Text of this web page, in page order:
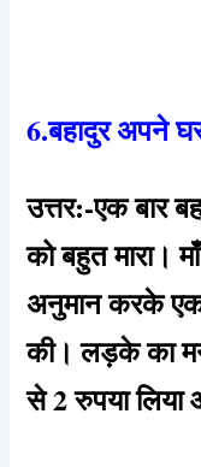
6.बहादुर अपने
उत्तर:-एक बार
को बहुत मारा।
अनुमान करके
की। लड़के का
से 2 रुपया लिया